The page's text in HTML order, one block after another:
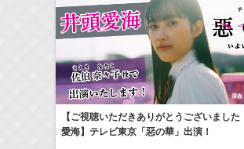
24:00-24:30
(TV) 一緒にごはんをたべるだけ
【ご視聴いただきありがとうございました
愛海】テレビ東京「惡の華」出演！